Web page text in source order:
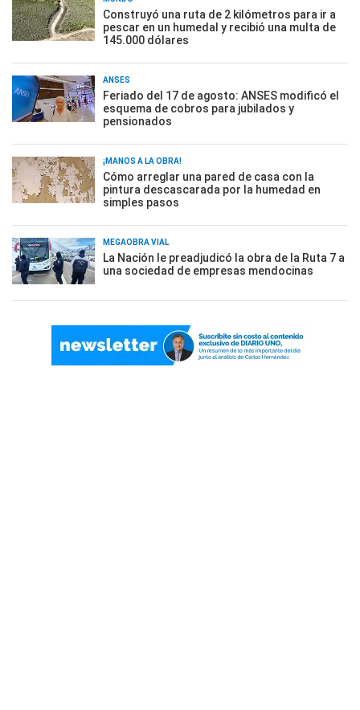
Construyó una ruta de 2 kilómetros para ir a
pescar en un humedal y recibió una multa de
145.000 dólares
ANSES
Feriado del 17 de agosto: ANSES modificó el
esquema de cobros para jubilados y
pensionados
¡MANOS A LA OBRA!
Cómo arreglar una pared de casa con la
pintura descascarada por la humedad en
simples pasos
MEGAOBRA VIAL
La Nación le preadjudicó la obra de la Ruta 7 a
una sociedad de empresas mendocinas